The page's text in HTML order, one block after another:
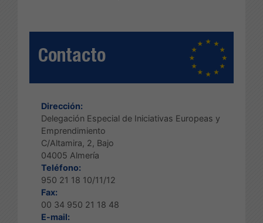
Contacto
Dirección:
Delegación Especial de Iniciativas Europeas y
Emprendimiento
C/Altamira, 2, Bajo
04005 Almería
Teléfono:
950 21 18 10/11/12
Fax:
00 34 950 21 18 48
E-mail: